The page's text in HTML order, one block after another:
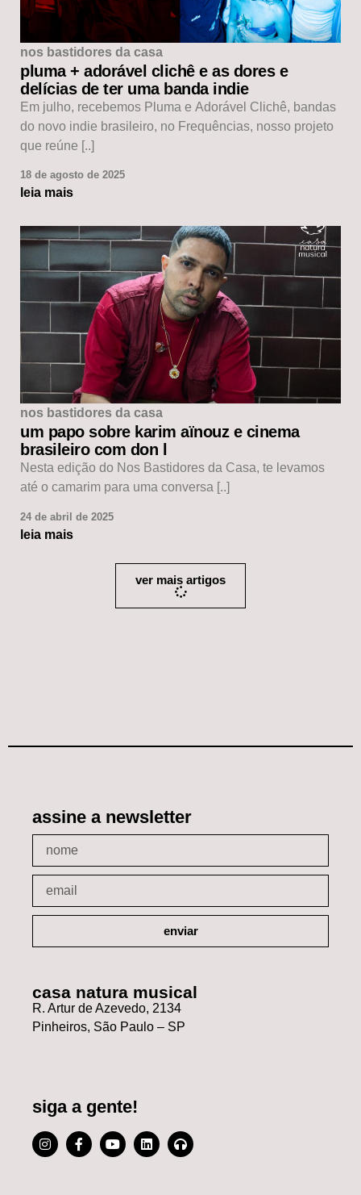
nos bastidores da casa
pluma + adorável clichê e as dores e
delícias de ter uma banda indie
Em julho, recebemos Pluma e Adorável Clichê, bandas
do novo indie brasileiro, no Frequências, nosso projeto
que reúne [..]
18 de agosto de 2025
leia mais
nos bastidores da casa
um papo sobre karim aïnouz e cinema
brasileiro com don l
Nesta edição do Nos Bastidores da Casa, te levamos
até o camarim para uma conversa [..]
24 de abril de 2025
leia mais
ver mais artigos
assine a newsletter
enviar
casa natura musical
R. Artur de Azevedo, 2134
Pinheiros, São Paulo – SP
siga a gente!